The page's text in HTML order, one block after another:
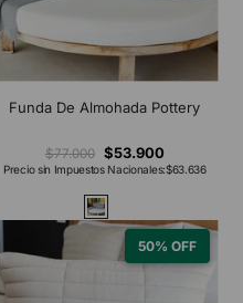
Funda De Almohada Pottery
$77.000 $53.900
Precio sin Impuestos Nacionales:$63.636
50% OFF